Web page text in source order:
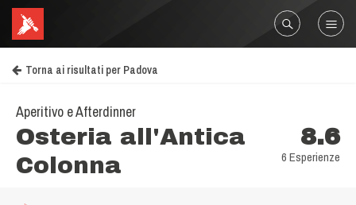
Torna ai risultati per Padova
Aperitivo e Afterdinner
Osteria all'Antica
Colonna
8.6
6 Esperienze